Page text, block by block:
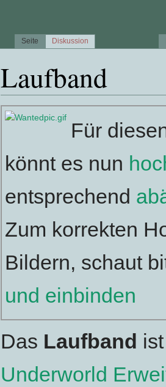
Laufband
Für
könnt es nun
entsprechend
Zum korrekten
Bildern, schaut
und einbinden
Das Laufband
Underworld
Seite Diskussion